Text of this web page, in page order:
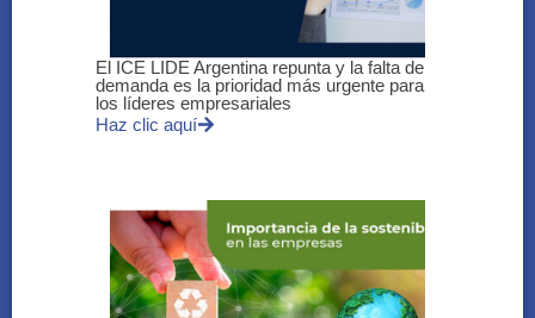
El ICE LIDE Argentina repunta y la falta de
demanda es la prioridad más urgente para
los líderes empresariales
Haz clic aquí